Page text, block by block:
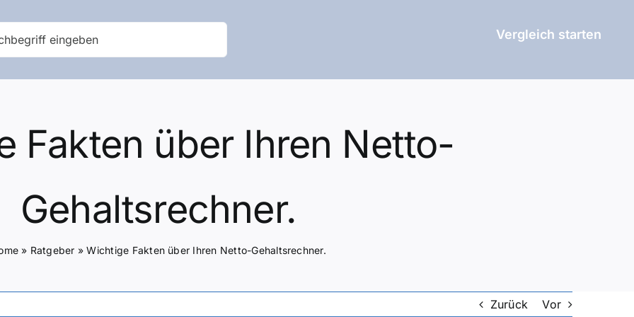
Vergleich starten
Fakten über Ihren Netto-
Gehaltsrechner.
» Ratgeber »Wichtige Fakten über Ihren Netto-Gehaltsrechner.
Zurück Vor